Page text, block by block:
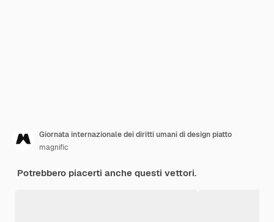
Giornata internazionale dei diritti umani di design piatto
magnific
Potrebbero piacerti anche questi vettori.